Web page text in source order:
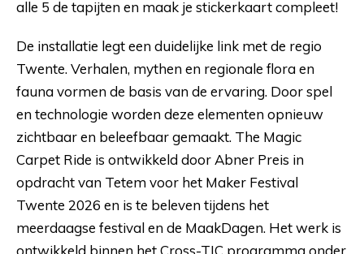
alle 5 de tapijten en maak je stickerkaart compleet!
De installatie legt een duidelijke link met de regio
Twente. Verhalen, mythen en regionale flora en
fauna vormen de basis van de ervaring. Door spel
en technologie worden deze elementen opnieuw
zichtbaar en beleefbaar gemaakt. The Magic
Carpet Ride is ontwikkeld door Abner Preis in
opdracht van Tetem voor het Maker Festival
Twente 2026 en is te beleven tijdens het
meerdaagse festival en de MaakDagen. Het werk is